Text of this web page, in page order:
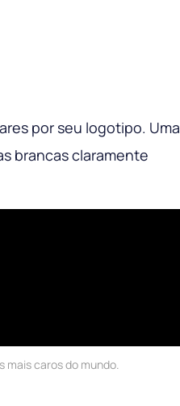
por seu logotipo. Uma
brancas claramente
mais caros do mundo.